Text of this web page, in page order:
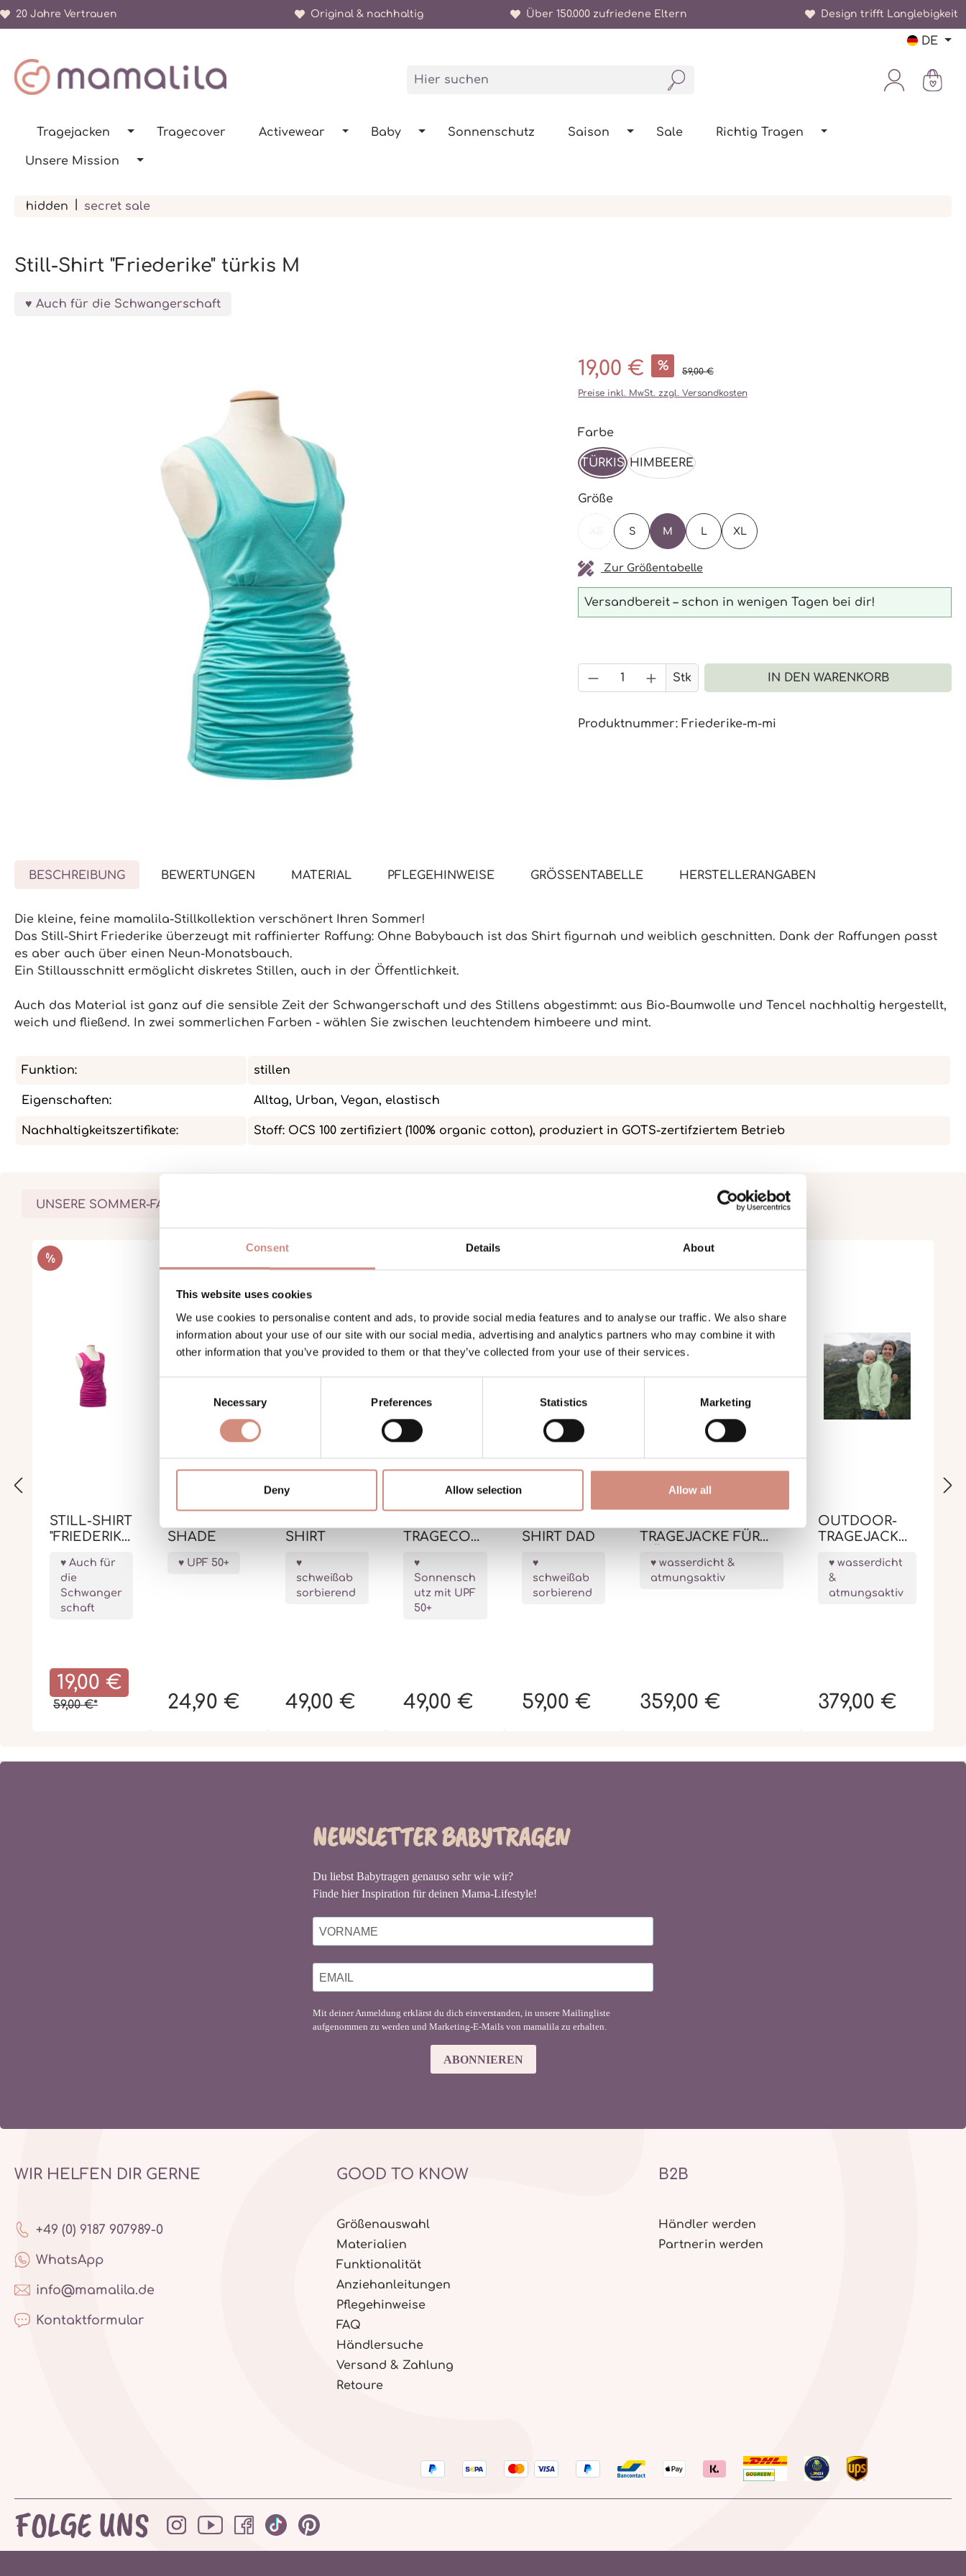
Consent Details About
This website uses cookies
We use cookies to personalise content and ads, to provide social media features and to analyse our traffic. We also share
information about your use of our site with our social media, advertising and analytics partners who may combine it with
other information that you’ve provided to them or that they’ve collected from your use of their services.
Necessary Preferences Statistics Marketing
Deny Allow selection Allow all
Zur Hauptnavigation springen
20 Jahre Vertrauen Original & nachhaltig Über 150.000 zufriedene Eltern Design trifft Langlebigkeit
DE
Tragejacken Tragecover Activewear Baby Sonnenschutz Saison Sale Richtig Tragen
Unsere Mission
hidden secret sale
Still-Shirt "Friederike" türkis M
Auch für die Schwangerschaft
19,00 € % 59,00 €
Preise inkl. MwSt. zzgl. Versandkosten
Farbeauswählen
TÜRKIS HIMBEERE
Größeauswählen
(DIESE OPTION IST ZURZEIT NICHT VERFÜGBAR.)
S M L XL
Zur Größentabelle
Versandbereit – schon in wenigen Tagen bei dir!
Produkt Anzahl: Gib den gewünschten
Stk IN DEN WARENKORB
Produktnummer: Friederike-m-mi
BESCHREIBUNG BEWERTUNGEN MATERIAL PFLEGEHINWEISE GRÖSSENTABELLE HERSTELLERANGABEN
Die kleine, feine mamalila-Stillkollektion verschönert Ihren Sommer!
Das Still-Shirt Friederike überzeugt mit raffinierter Raffung: Ohne Babybauch ist das Shirt figurnah und weiblich geschnitten. Dank der Raffungen passt
es aber auch über einen Neun-Monatsbauch.
Ein Stillausschnitt ermöglicht diskretes Stillen, auch in der Öffentlichkeit.
Auch das Material ist ganz auf die sensible Zeit der Schwangerschaft und des Stillens abgestimmt: aus Bio-Baumwolle und Tencel nachhaltig hergestellt,
weich und fließend. In zwei sommerlichen Farben - wählen Sie zwischen leuchtendem himbeere und mint.
Funktion: stillen
Eigenschaften: Alltag, Urban, Vegan, elastisch
Nachhaltigkeitszertifikate: Stoff: OCS 100 zertifiziert (100% organic cotton), produziert in GOTS-zertifziertem Betrieb
UNSERE SOMMER-FAVORITEN
Produktgalerie überspringen
RABATT
%
STILL-SHIRT
"FRIEDERIKE
Auch für
die
Schwanger
schaft
19,00 €
59,00 €*
SHADE
UPF 50+
24,90 €
SHIRT
schweißab
sorbierend
49,00 €
TRAGECOV
Sonnensch
utz mit UPF
50+
49,00 €
SHIRT DAD
schweißab
sorbierend
59,00 €
TRAGEJACKE FÜR
wasserdicht &
atmungsaktiv
359,00 €
OUTDOOR-
TRAGEJACKE
wasserdicht
&
atmungsaktiv
379,00 €
NEWSLETTER BABYTRAGEN
Du liebst Babytragen genauso sehr wie wir?
Finde hier Inspiration für deinen Mama-Lifestyle!
Mit deiner Anmeldung erklärst du dich einverstanden, in unsere Mailingliste
aufgenommen zu werden und Marketing-E-Mails von mamalila zu erhalten.
ABONNIEREN
WIR HELFEN DIR GERNE
+49 (0) 9187 907989-0
WhatsApp
info@mamalila.de
Kontaktformular
GOOD TO KNOW
Größenauswahl
Materialien
Funktionalität
Anziehanleitungen
Pflegehinweise
FAQ
Händlersuche
Versand & Zahlung
Retoure
B2B
Händler werden
Partnerin werden
FOLGE UNS